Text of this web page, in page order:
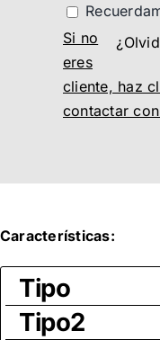
Si no
eres
cliente, haz
contactar
Características:
Tipo
Tipo2